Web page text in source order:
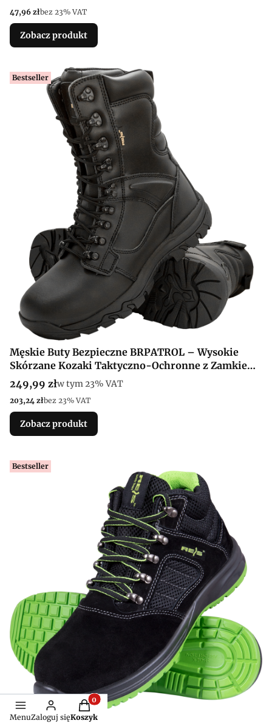
Cena netto
47,96 złbez 23% VAT
Zobacz produkt
Bestseller
Męskie Buty Bezpieczne BRPATROL – Wysokie
Skórzane Kozaki Taktyczno-Ochronne z Zamkiem
(SB FO SRA)
Cena brutto
249,99 złw tym %s VAT
w tym23% VAT
Cena netto
203,24 złbez 23% VAT
Zobacz produkt
Bestseller
MenuZaloguj się
Produkty w koszyku: 0. Zobacz szczegóły
Koszyk